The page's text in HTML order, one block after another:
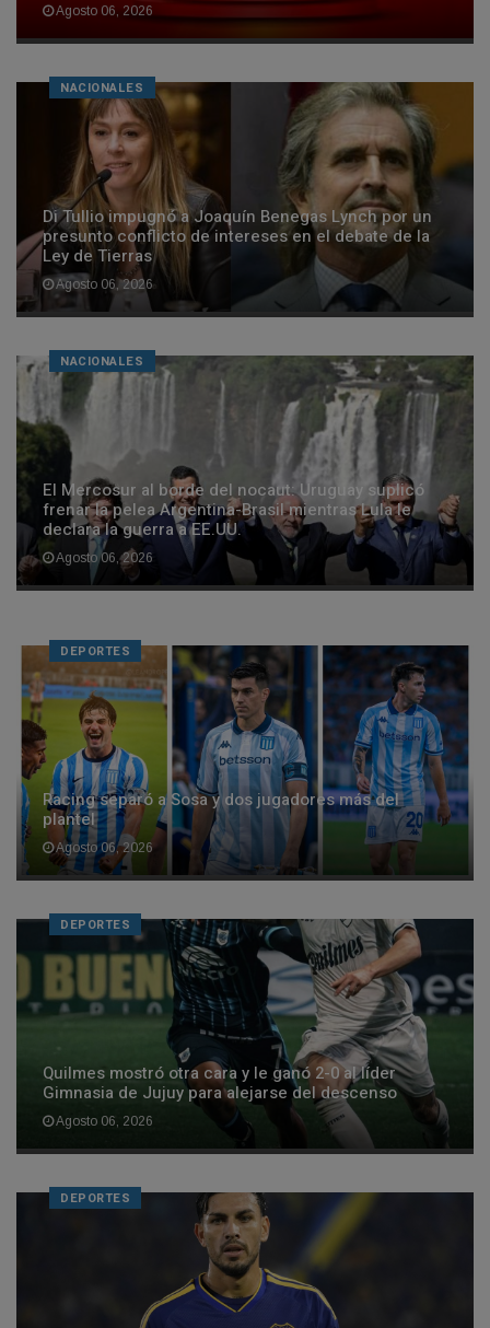
Agosto 06, 2026
NACIONALES
Di Tullio impugnó a Joaquín Benegas Lynch por un
presunto conflicto de intereses en el debate de la
Ley de Tierras
Agosto 06, 2026
NACIONALES
El Mercosur al borde del nocaut: Uruguay suplicó
frenar la pelea Argentina-Brasil mientras Lula le
declara la guerra a EE.UU.
Agosto 06, 2026
DEPORTES
Racing separó a Sosa y dos jugadores más del
plantel
Agosto 06, 2026
DEPORTES
Quilmes mostró otra cara y le ganó 2-0 al líder
Gimnasia de Jujuy para alejarse del descenso
Agosto 06, 2026
DEPORTES